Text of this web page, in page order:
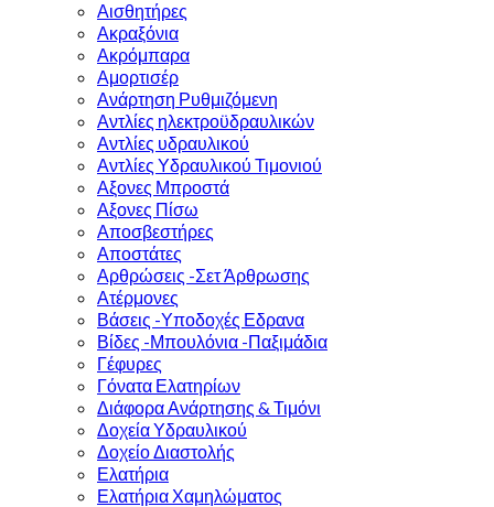
Αισθητήρες
Ακραξόνια
Ακρόμπαρα
Αμορτισέρ
Ανάρτηση Ρυθμιζόμενη
Αντλίες ηλεκτροϋδραυλικών
Αντλίες υδραυλικού
Αντλίες Υδραυλικού Τιμονιού
Αξονες Μπροστά
Αξονες Πίσω
Αποσβεστήρες
Αποστάτες
Αρθρώσεις -Σετ Άρθρωσης
Ατέρμονες
Βάσεις -Υποδοχές Εδρανα
Βίδες -Μπουλόνια -Παξιμάδια
Γέφυρες
Γόνατα Ελατηρίων
Διάφορα Ανάρτησης & Τιμόνι
Δοχεία Υδραυλικού
Δοχείο Διαστολής
Ελατήρια
Ελατήρια Χαμηλώματος